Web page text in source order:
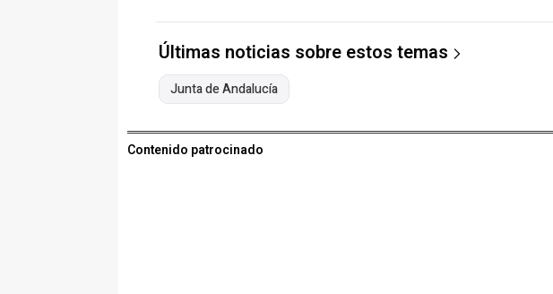
Últimas noticias sobre estos temas
Junta de Andalucía
Contenido patrocinado